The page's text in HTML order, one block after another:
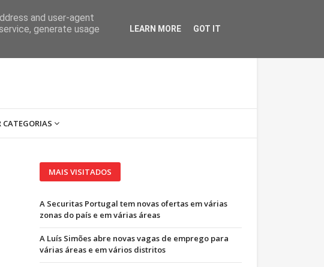
CATEGORIAS
MAIS VISITADOS
A Securitas Portugal tem novas ofertas em várias
zonas do país e em várias áreas
A Luís Simões abre novas vagas de emprego para
várias áreas e em vários distritos
and user-agent
generate usage
LEARN MORE GOT IT